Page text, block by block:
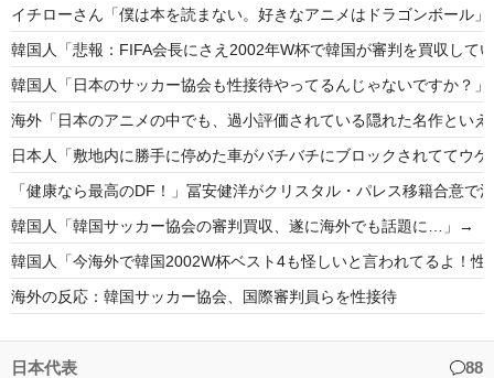
イチローさん「僕は本を読まない。好きなアニメはドラゴンボール
韓国人「悲報：FIFA会長にさえ2002年W杯で韓国が審判を買収して
韓国人「日本のサッカー協会も性接待やってるんじゃないですか？」
海外「日本のアニメの中でも、過小評価されている隠れた名作とい
日本人「敷地内に勝手に停めた車がバチバチにブロックされててウ
「健康なら最高のDF！」冨安健洋がクリスタル・パレス移籍合意
韓国人「韓国サッカー協会の審判買収、遂に海外でも話題に…」→
韓国人「今海外で韓国2002W杯ベスト4も怪しいと言われてるよ！性
海外の反応：韓国サッカー協会、国際審判員らを性接待
海外の反応：熊本の病院で手術中に熊本地震が発生、大揺れの中で
日本代表 88